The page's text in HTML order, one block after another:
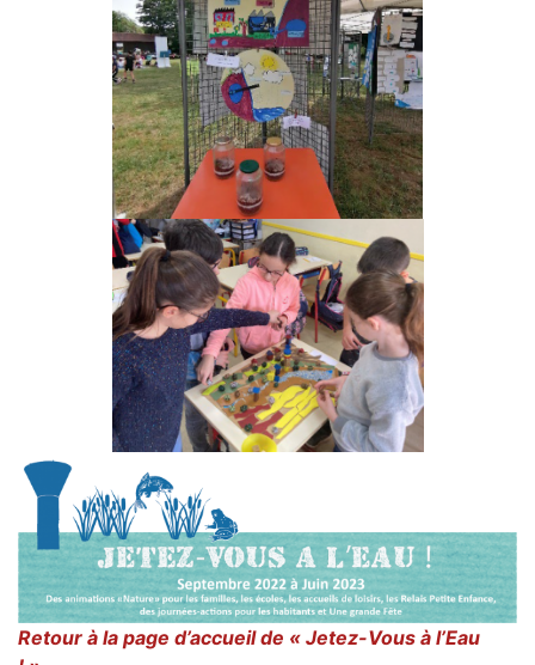
Retour à la page d’accueil de « Jetez-Vous à l’Eau